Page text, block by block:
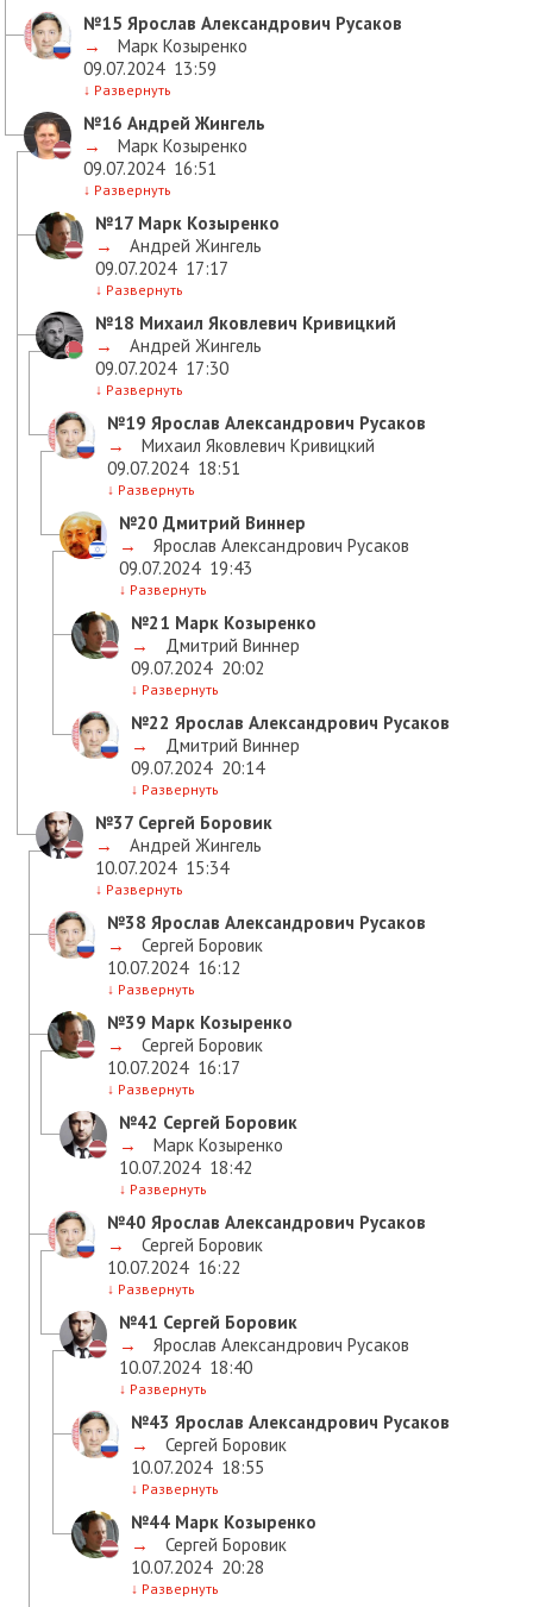
№15 Ярослав Александрович Русаков
→
Марк Козыренко
09.07.2024 13:59
↓ Развернуть
№16 Андрей Жингель
→
Марк Козыренко
09.07.2024 16:51
↓ Развернуть
№17 Марк Козыренко
→
Андрей Жингель
09.07.2024 17:17
↓ Развернуть
№18 Михаил Яковлевич Кривицкий
→
Андрей Жингель
09.07.2024 17:30
↓ Развернуть
№19 Ярослав Александрович Русаков
→
Михаил Яковлевич Кривицкий
09.07.2024 18:51
↓ Развернуть
№20 Дмитрий Виннер
→
Ярослав Александрович Русаков
09.07.2024 19:43
↓ Развернуть
№21 Марк Козыренко
→
Дмитрий Виннер
09.07.2024 20:02
↓ Развернуть
№22 Ярослав Александрович Русаков
→
Дмитрий Виннер
09.07.2024 20:14
↓ Развернуть
№37 Сергей Боровик
→
Андрей Жингель
10.07.2024 15:34
↓ Развернуть
№38 Ярослав Александрович Русаков
→
Сергей Боровик
10.07.2024 16:12
↓ Развернуть
№39 Марк Козыренко
→
Сергей Боровик
10.07.2024 16:17
↓ Развернуть
№42 Сергей Боровик
→
Марк Козыренко
10.07.2024 18:42
↓ Развернуть
№40 Ярослав Александрович Русаков
→
Сергей Боровик
10.07.2024 16:22
↓ Развернуть
№41 Сергей Боровик
→
Ярослав Александрович Русаков
10.07.2024 18:40
↓ Развернуть
№43 Ярослав Александрович Русаков
→
Сергей Боровик
10.07.2024 18:55
↓ Развернуть
№44 Марк Козыренко
→
Сергей Боровик
10.07.2024 20:28
↓ Развернуть